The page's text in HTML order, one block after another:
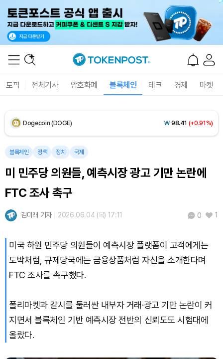
토픽 전체기사 암호화폐 블록체인 테크 경제 마켓
XRP (XRP) ₩ 1,451(-0.59%)
Dogecoin (DOGE) ₩ 98.41 (+0.91%)
Bitcoin (BTC)
블록체인 정책 정치 국제
미 민주당 의원들, 예측시장 광고 기만 논란에
FTC 조사 촉구
김미래 기자 2026.06.04 (목) 17:11 0 1
미국 하원 민주당 의원들이 예측시장 플랫폼이 고객에게는
도박처럼, 규제당국에는 금융상품처럼 자신을 소개한다며
FTC 조사를 촉구했다.
폴리마켓과 칼시를 둘러싼 내부자 거래·광고 기만 논란이 커
지면서 블록체인 기반 예측시장 전반의 신뢰도도 시험대에
올랐다.